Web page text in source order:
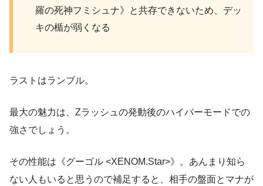
羅の死神フミシュナ》と共存できないため、デッ
キの楯が弱くなる
ラストはランブル。
最大の魅力は、Zラッシュの発動後のハイパーモードでの
強さでしょう。
その性能は《グーゴル <XENOM.Star>》。あんまり知ら
ない人もいると思うので補足すると、相手の盤面とマナが